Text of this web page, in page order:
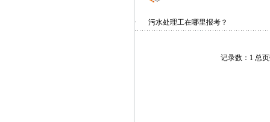
· 污水处理工在哪里报考？
记录数：1 总